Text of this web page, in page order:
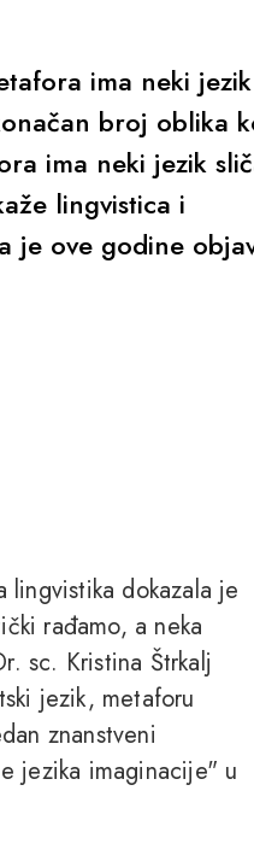
ima neki
broj oblika
ima neki jezik
lingvistica i
je ove godine
dokazala je
rađamo, a neka
sc. Kristina Štrkalj
jezik, metaforu
znanstveni
jezika imaginacije" u